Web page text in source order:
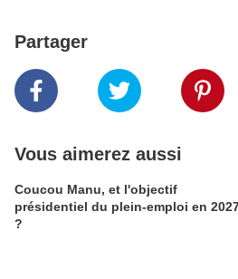
Partager
Vous aimerez aussi
Coucou Manu, et l'objectif
présidentiel du plein-emploi en
?